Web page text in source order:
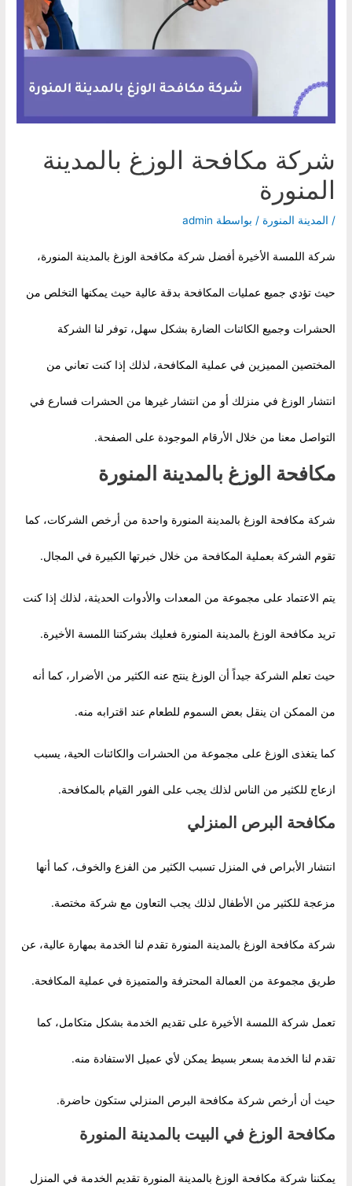
شركة مكافحة الوزغ بالمدينة
المنورة
/ المدينة المنورة / بواسطة admin
شركة اللمسة الأخيرة أفضل شركة مكافحة الوزغ بالمدينة المنورة،
حيث تؤدي جميع عمليات المكافحة بدقة عالية حيث يمكنها التخلص من
الحشرات وجميع الكائنات الضارة بشكل سهل، توفر لنا الشركة
المختصين المميزين في عملية المكافحة، لذلك إذا كنت تعاني من
انتشار الوزغ في منزلك أو من انتشار غيرها من الحشرات فسارع في
التواصل معنا من خلال الأرقام الموجودة على الصفحة.
مكافحة الوزغ بالمدينة المنورة
شركة مكافحة الوزغ بالمدينة المنورة واحدة من أرخص الشركات، كما
تقوم الشركة بعملية المكافحة من خلال خبرتها الكبيرة في المجال.
يتم الاعتماد على مجموعة من المعدات والأدوات الحديثة، لذلك إذا كنت
تريد مكافحة الوزغ بالمدينة المنورة فعليك بشركتنا اللمسة الأخيرة.
حيث تعلم الشركة جيداً أن الوزغ ينتج عنه الكثير من الأضرار، كما أنه
من الممكن ان ينقل بعض السموم للطعام عند اقترابه منه.
كما يتغذى الوزغ على مجموعة من الحشرات والكائنات الحية، يسبب
ازعاج للكثير من الناس لذلك يجب على الفور القيام بالمكافحة.
مكافحة البرص المنزلي
انتشار الأبراص في المنزل تسبب الكثير من الفزع والخوف، كما أنها
مزعجة للكثير من الأطفال لذلك يجب التعاون مع شركة مختصة.
شركة مكافحة الوزغ بالمدينة المنورة تقدم لنا الخدمة بمهارة عالية، عن
طريق مجموعة من العمالة المحترفة والمتميزة في عملية المكافحة.
تعمل شركة اللمسة الأخيرة على تقديم الخدمة بشكل متكامل، كما
تقدم لنا الخدمة بسعر بسيط يمكن لأي عميل الاستفادة منه.
حيث أن أرخص شركة مكافحة البرص المنزلي ستكون حاضرة.
مكافحة الوزغ في البيت بالمدينة المنورة
يمكننا شركة مكافحة الوزغ بالمدينة المنورة تقديم الخدمة في المنزل